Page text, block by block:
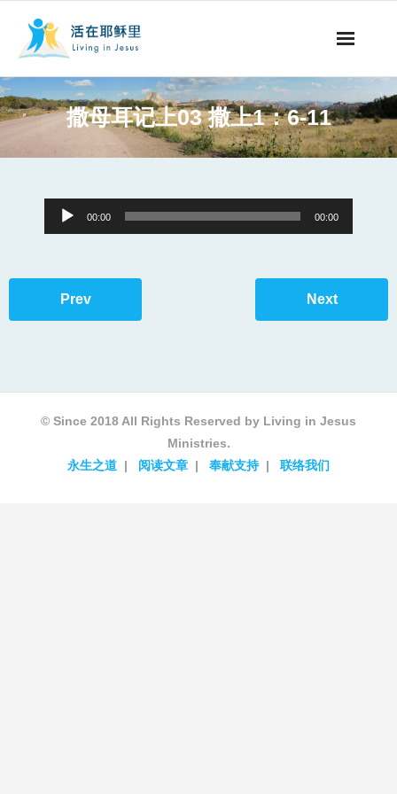
事工概要
永生之道
撒母耳记上03 撒上1：6-11
Audio
Player
00:00 00:00
Prev Next
© Since 2018 All Rights Reserved by Living in Jesus
Ministries.
永生之道
阅读文章 奉献支持 联络我们